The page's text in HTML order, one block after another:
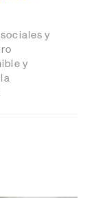
y
y